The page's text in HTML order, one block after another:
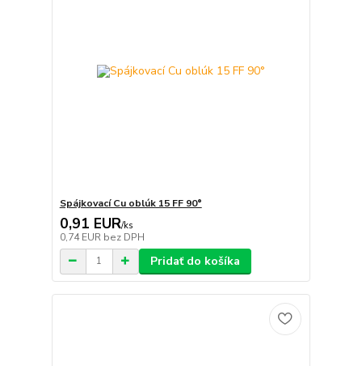
Spájkovací Cu oblúk 15 FF 90°
0,91 EUR/ks
0,74 EUR bez DPH
Pridať do košíka